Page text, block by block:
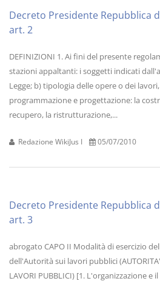
Decreto Presidente Repubblica
art. 2
DEFINIZIONI 1. Ai fini del presente
stazioni appaltanti: i soggetti indicati
Legge; b) tipologia delle opere o dei
programmazione e progettazione: la
recupero, la ristrutturazione,...
Redazione WikiJus I 05/07/2010
Decreto Presidente Repubblica
art. 3
abrogato CAPO II Modalità di esercizio
dell'Autorità sui lavori pubblici (AUTORITA'
LAVORI PUBBLICI) [1. L'organizzazione e